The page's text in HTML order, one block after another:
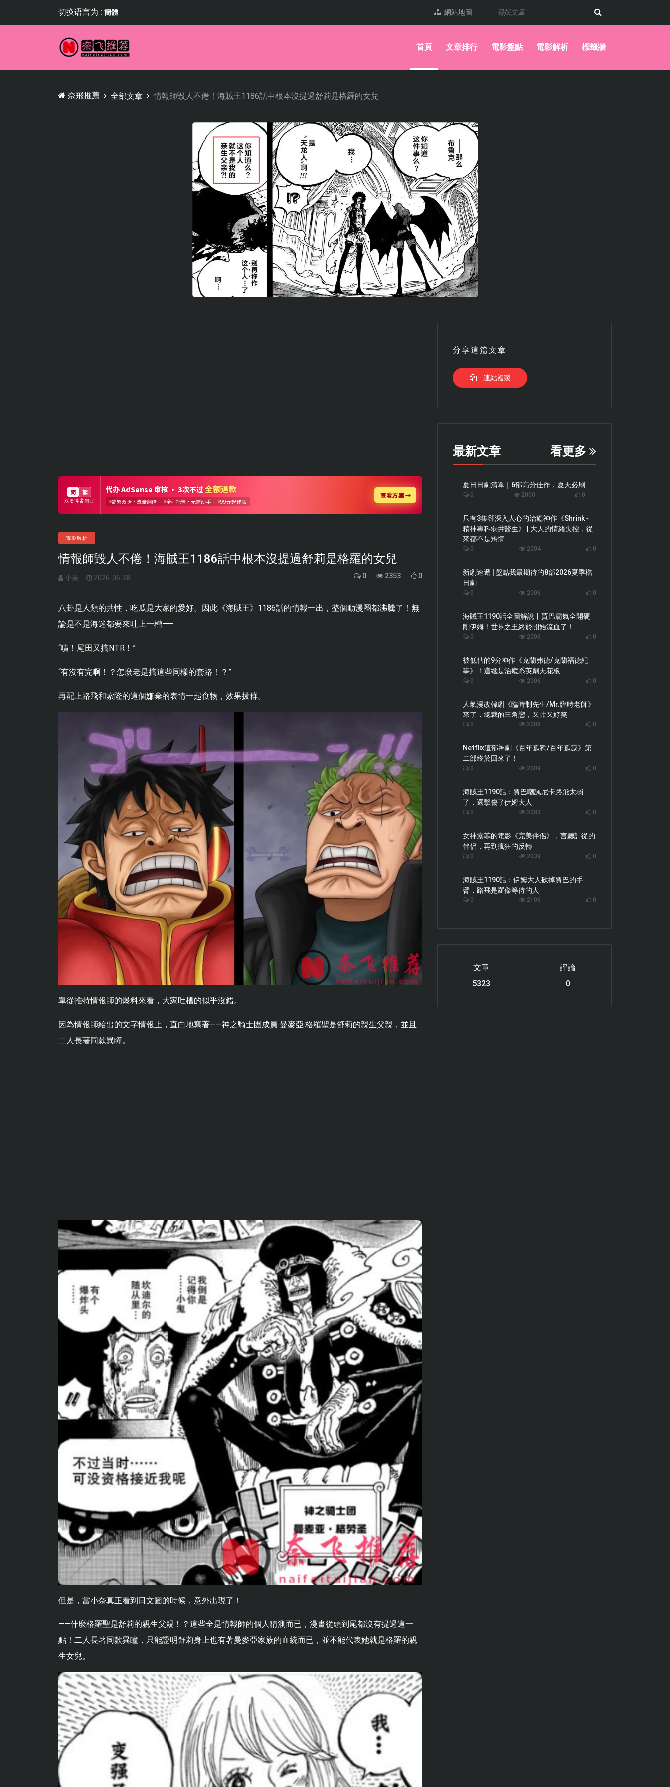
切换语言为 : 簡體 網站地圖
首頁 文章排行 電影盤點 電影解析 標籤牆
奈飛推薦 全部文章 情報師毀人不倦！海賊王1186話中根本沒提過舒莉是格羅的女兒
電影解析
情報師毀人不倦！海賊王1186話中根本沒提過舒莉是格羅的女兒
小奈 2026-06-28 0 2353 0
八卦是人類的共性，吃瓜是大家的愛好。因此《海賊王》1186話的情報一出，整個動漫圈都沸騰了！無
論是不是海迷都要來吐上一槽——
“嘖！尾田又搞NTR！”
“有沒有完啊！？怎麼老是搞這些同樣的套路！？”
再配上路飛和索隆的這個嫌棄的表情一起食物，效果拔群。
單從推特情報師的爆料來看，大家吐槽的似乎沒錯。
因為情報師給出的文字情報上，直白地寫著——神之騎士團成員 曼麥亞·格羅聖是舒莉的親生父親，並且
二人長著同款異瞳。
但是，當小奈真正看到日文圖的時候，意外出現了！
——什麼格羅聖是舒莉的親生父親！？這些全是情報師的個人猜測而已，漫畫從頭到尾都沒有提過這一
點！二人長著同款異瞳，只能證明舒莉身上也有著曼麥亞家族的血統而已，並不能代表她就是格羅的親
生女兒。
分享這篇文章
連結複製
最新文章 看更多
夏日日劇清單｜6部高分佳作，夏天必刷
0 2000 0
只有3集卻深入人心的治癒神作《Shrink～
精神專科弱井醫生》 | 大人的情緒失控，從
來都不是矯情
0 2004 0
新劇速遞 | 盤點我最期待的8部2026夏季檔
日劇
0 2006 0
海賊王1190話全圖解說丨賈巴霸氣全開硬
剛伊姆！世界之王終於開始流血了！
0 2006 0
被低估的9分神作《克蘭弗德/克蘭福德紀
事》！這纔是治癒系英劇天花板
0 2006 0
人氣漫改韓劇《臨時制先生/Mr.臨時老師》
來了，總裁的三角戀，又甜又好笑
0 2008 0
Netflix這部神劇《百年孤獨/百年孤寂》第
二部終於回來了！
0 2009 0
海賊王1190話：賈巴嘲諷尼卡路飛太弱
了，還擊傷了伊姆大人
0 2083 0
女神索菲的電影《完美伴侶》，言聽計從的
伴侶，再到瘋狂的反轉
0 2039 0
海賊王1190話：伊姆大人砍掉賈巴的手
臂，路飛是羅傑等待的人
0 2106 0
文章
6119
評論
0